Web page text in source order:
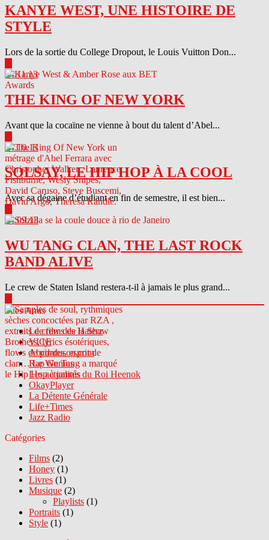
KANYE WEST, UNE HISTOIRE DE
STYLE
Lors de la sortie du College Dropout, le Louis Vuitton Don...
04.11.13
THE KING OF NEW YORK
Avant que la cocaïne ne vienne à bout du talent d’Abel...
04.10.13
SOLSAY, LE HIP HOP À LA COOL
Avec sa dégaine d’étudiant en fin de semestre, il est bien...
04.09.13
WU TANG CLAN, THE LAST ROCK
BAND ALIVE
Le crew de Staten Island restera-t-il à jamais le plus grand...
Sites Amis
Le crew des Haterz
VICE
Abcdrduson.com
Rap Genius
Les actualités du Roi Heenok
OkayPlayer
La Détente Générale
Life+Times
Jazz Radio
Catégories
Films (2)
Honey (1)
Livres (1)
Musique (2)
Playlists (1)
Portraits (1)
Style (1)